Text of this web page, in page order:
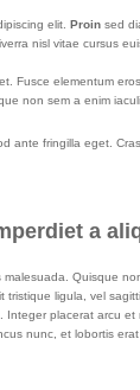
elit. Proin sed
nisl vitae cursus
Fusce elementum
non sem a enim
ante fringilla eget.
a
Quisque
tristique ligula, vel
placerat arcu
nunc, et lobortis